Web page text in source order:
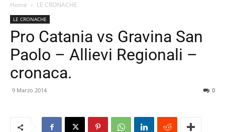
Home LE CRONACHE
LE CRONACHE
Pro Catania vs Gravina San
Paolo – Allievi Regionali –
cronaca.
9 Marzo 2014 0